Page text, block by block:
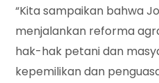
“Kita sampaikan bahwa
menjalankan reforma
hak-hak petani dan
kepemilikan dan